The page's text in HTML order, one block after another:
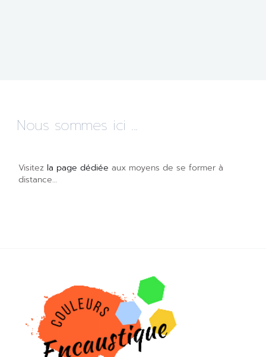
Nous sommes ici ...
Visitez la page dédiée aux moyens de se former à
distance…